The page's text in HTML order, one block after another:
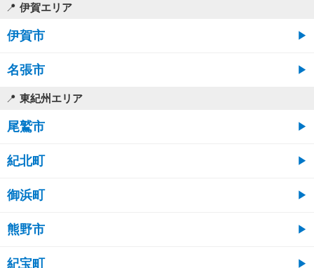
伊賀エリア
伊賀市
名張市
東紀州エリア
尾鷲市
紀北町
御浜町
熊野市
紀宝町